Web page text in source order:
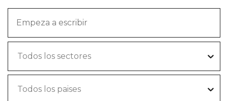
Todos los sectores
Todos los paises